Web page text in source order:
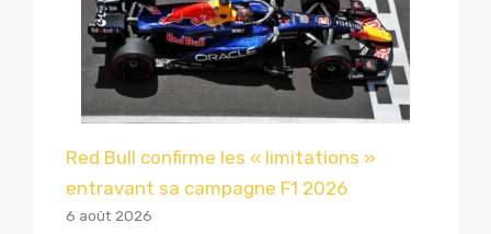
Red Bull confirme les « limitations »
entravant sa campagne F1 2026
6 août 2026